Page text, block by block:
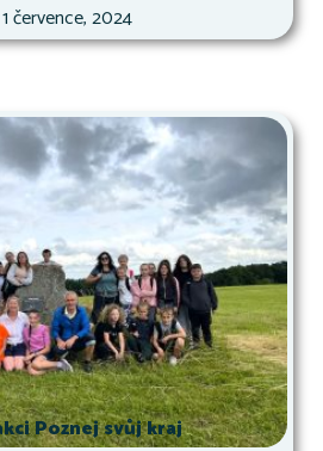
1 července, 2024
Poznej svůj kraj